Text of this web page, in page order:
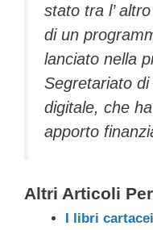
stato tra l’
di un
lanciato nella
Segretariato di
digitale, che
apporto
Altri Articoli Per
I libri